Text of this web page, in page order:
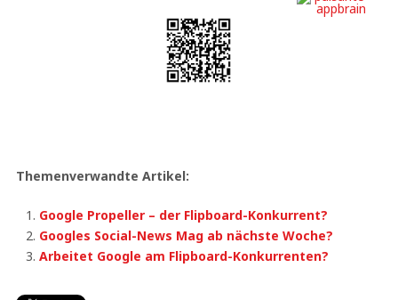
Themenverwandte Artikel:
Google Propeller – der Flipboard-Konkurrent?
Googles Social-News Mag ab nächste Woche?
Arbeitet Google am Flipboard-Konkurrenten?